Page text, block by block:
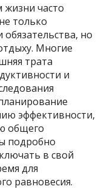
часто
только
но
Многие
трата
и
эффективности,
общего
подробно
в свой
для
равновесия.